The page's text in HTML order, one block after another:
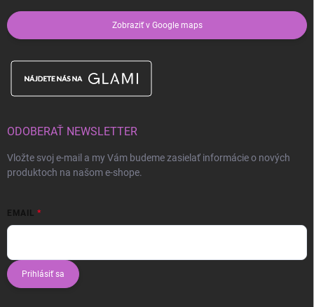
Zobraziť v Google maps
ODOBERAŤ NEWSLETTER
Vložte svoj e-mail a my Vám budeme zasielať informácie o nových
produktoch na našom e-shope.
EMAIL
Prihlásiť sa